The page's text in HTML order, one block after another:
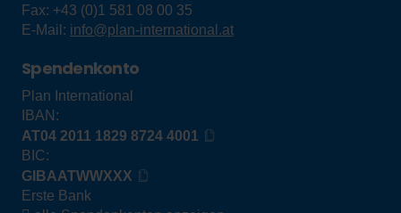
Fax: +43 (0)1 581 08 00 35
E-Mail: info@plan-international.at
Spendenkonto
Plan International
IBAN:
AT04 2011 1829 8724 4001
BIC:
GIBAATWWXXX
Erste Bank